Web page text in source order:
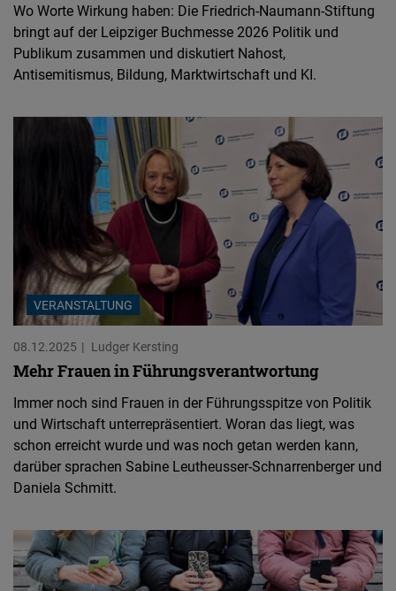
Wo Worte Wirkung haben: Die Friedrich-Naumann-Stiftung
bringt auf der Leipziger Buchmesse 2026 Politik und
Publikum zusammen und diskutiert Nahost,
Antisemitismus, Bildung, Marktwirtschaft und KI.
VERANSTALTUNG
08.12.2025 Ludger Kersting
Mehr Frauen in Führungsverantwortung
Immer noch sind Frauen in der Führungsspitze von Politik
und Wirtschaft unterrepräsentiert. Woran das liegt, was
schon erreicht wurde und was noch getan werden kann,
darüber sprachen Sabine Leutheusser-Schnarrenberger und
Daniela Schmitt.